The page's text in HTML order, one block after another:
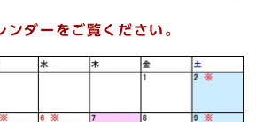
ンダーをご覧ください。